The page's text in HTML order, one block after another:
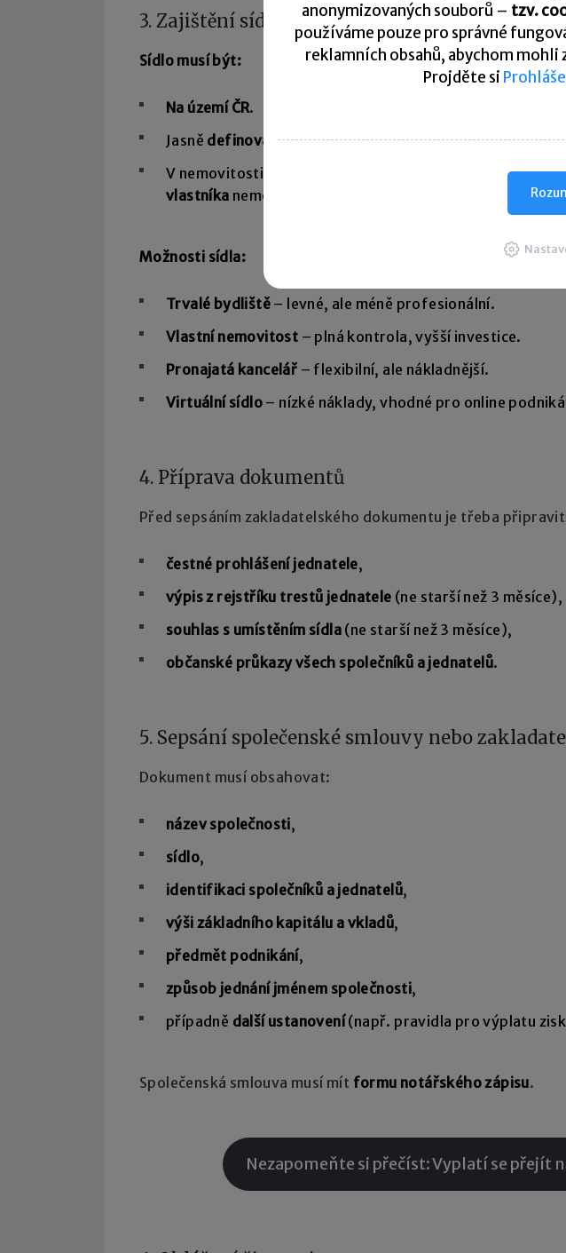
3. Zajištění sídla společnosti
Sídlo musí být:
Na území ČR.
Jasně definované a označené názvem a IČO.
V nemovitosti, ke které máte
právní důvod užívání. Je
vlastníka nemovitosti s umístěním sídla.
Možnosti sídla:
Trvalé bydliště – levné, ale méně profesionální.
Vlastní nemovitost – plná kontrola, vyšší investice.
Pronajatá kancelář – flexibilní, ale nákladnější.
Virtuální sídlo – nízké náklady, vhodné pro online
4. Příprava dokumentů
Před sepsáním zakladatelského dokumentu je třeba
čestné prohlášení jednatele,
výpis z rejstříku trestů jednatele (ne starší než 3 měsíce),
souhlas s umístěním sídla (ne starší než 3 měsíce),
občanské průkazy všech společníků a jednatelů.
5. Sepsání společenské smlouvy nebo
Dokument musí obsahovat:
název společnosti,
sídlo,
identifikaci společníků a jednatelů,
výši základního kapitálu a vkladů,
předmět podnikání,
způsob jednání jménem společnosti,
případně další ustanovení(např. pravidla pro výplatu
Společenská smlouva musí mít formu notářského zápisu.
Nezapomeňte si přečíst: Vyplatí se přejít
anonymizovaných souborů – tzv.
používáme pouze pro správné
reklamních obsahů, abychom
Projděte si